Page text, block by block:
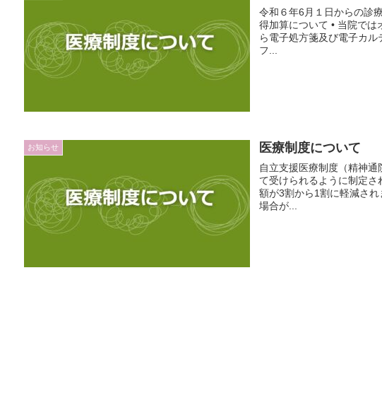
令和６年6月１日からの診
得加算について • 当院で
ら電子処方箋及び電子カ
フ...
お知らせ 医療制度について
自立支援医療制度（精神
て受けられるように制定
額が3割から1割に軽減さ
場合が...